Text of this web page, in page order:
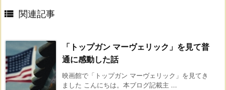
 関連記事
「トップガン マーヴェリック」を見て普
通に感動した話
映画館で「トップガン マーヴェリック」を見てき
ました こんにちは。本ブログ記載主 ...